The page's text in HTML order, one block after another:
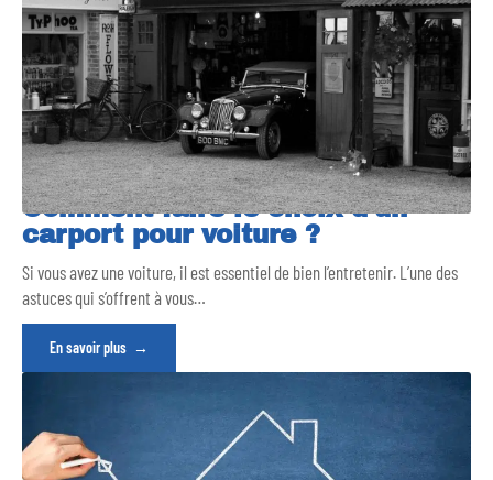
Comment faire le choix d’un
carport pour voiture ?
Si vous avez une voiture, il est essentiel de bien l’entretenir. L’une des
astuces qui s’offrent à vous…
En savoir plus